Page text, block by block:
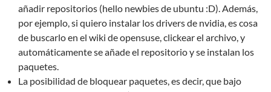
añadir repositorios (hello newbies de ubuntu :D). Además,
por ejemplo, si quiero instalar los drivers de nvidia, es cosa
de buscarlo en el wiki de opensuse, clickear el archivo, y
automáticamente se añade el repositorio y se instalan los
paquetes.
La posibilidad de bloquear paquetes, es decir, que bajo